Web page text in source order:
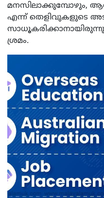
മനസിലാക്കുമ്പോഴും,
എന്ന് തെളിവുകളുടെ
ശ്രമം.